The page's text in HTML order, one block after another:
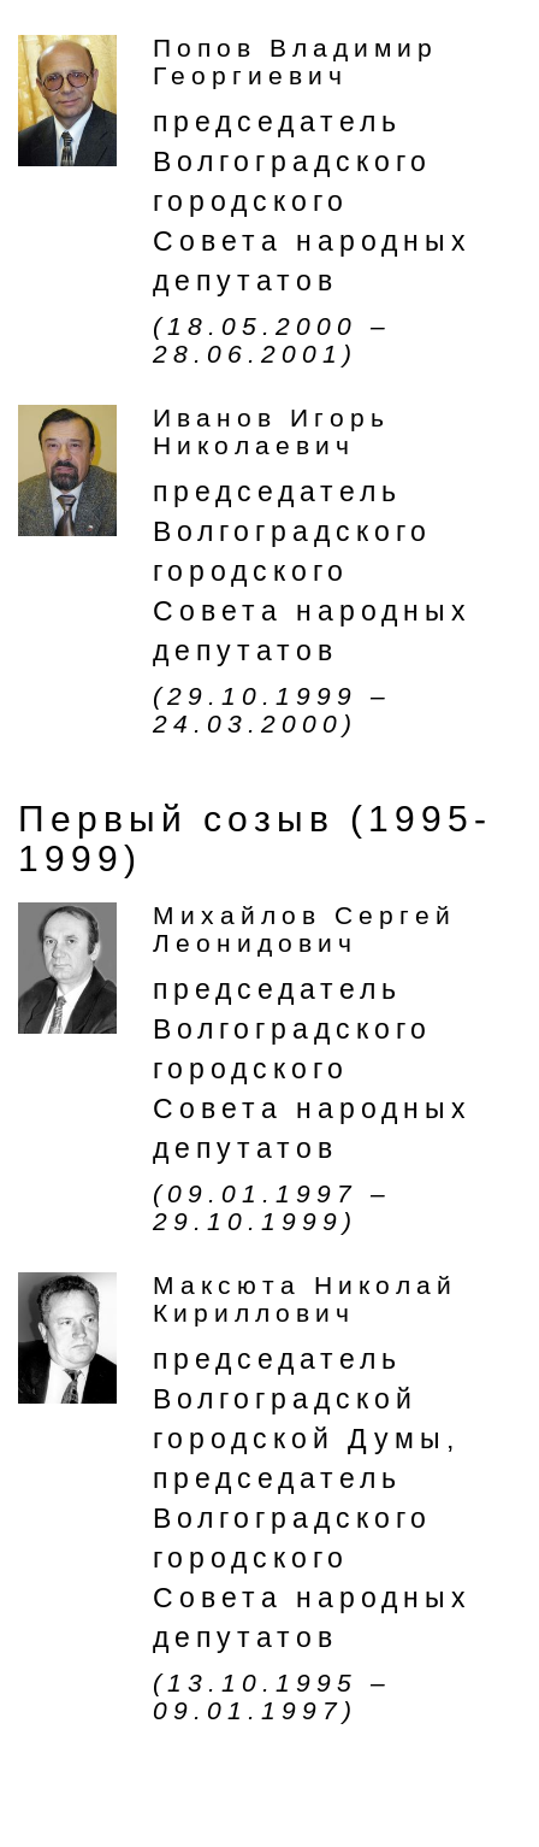
Попов Владимир
Георгиевич
председатель
Волгоградского
городского
Совета народных
депутатов
(18.05.2000 –
28.06.2001)
Иванов Игорь
Николаевич
председатель
Волгоградского
городского
Совета народных
депутатов
(29.10.1999 –
24.03.2000)
Первый созыв (1995-
1999)
Михайлов Сергей
Леонидович
председатель
Волгоградского
городского
Совета народных
депутатов
(09.01.1997 –
29.10.1999)
Максюта Николай
Кириллович
председатель
Волгоградской
городской Думы,
председатель
Волгоградского
городского
Совета народных
депутатов
(13.10.1995 –
09.01.1997)